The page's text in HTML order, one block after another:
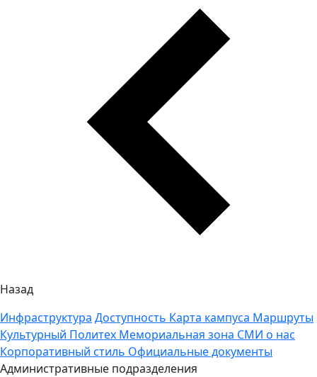
Назад
Инфраструктура Доступность Карта кампуса Маршруты
Культурный Политех Мемориальная зона СМИ о нас
Корпоративный стиль Официальные документы
Административные подразделения